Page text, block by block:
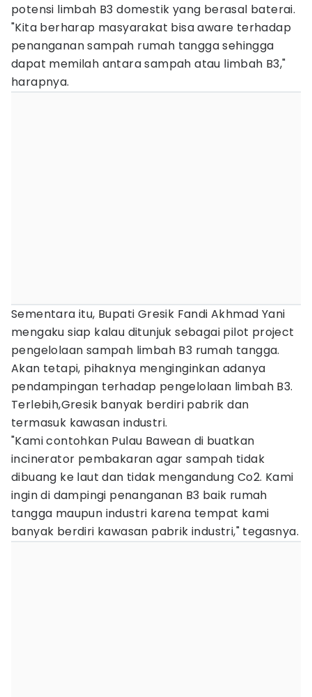
potensi limbah B3 domestik yang berasal baterai.
"Kita berharap masyarakat bisa aware terhadap
penanganan sampah rumah tangga sehingga
dapat memilah antara sampah atau limbah B3,"
harapnya.
Sementara itu, Bupati Gresik Fandi Akhmad Yani
mengaku siap kalau ditunjuk sebagai pilot project
pengelolaan sampah limbah B3 rumah tangga.
Akan tetapi, pihaknya menginginkan adanya
pendampingan terhadap pengelolaan limbah B3.
Terlebih,Gresik banyak berdiri pabrik dan
termasuk kawasan industri.
"Kami contohkan Pulau Bawean di buatkan
incinerator pembakaran agar sampah tidak
dibuang ke laut dan tidak mengandung Co2. Kami
ingin di dampingi penanganan B3 baik rumah
tangga maupun industri karena tempat kami
banyak berdiri kawasan pabrik industri," tegasnya.